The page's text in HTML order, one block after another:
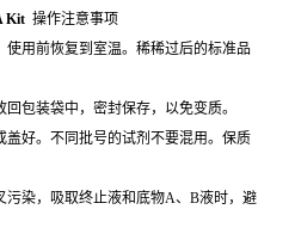
Kit 操作注意事项
使用前恢复到室温。稀稀过后的标准品
包装袋中，密封保存，以免变质。
盖好。不同批号的试剂不要混用。保质
污染，吸取终止液和底物A、B液时，避